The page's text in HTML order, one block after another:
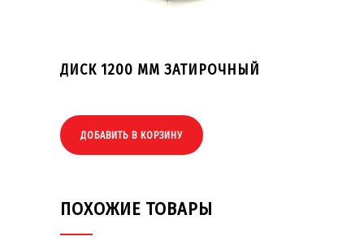
ДИСК 1200 ММ ЗАТИРОЧНЫЙ
ДОБАВИТЬ В КОРЗИНУ
ПОХОЖИЕ ТОВАРЫ